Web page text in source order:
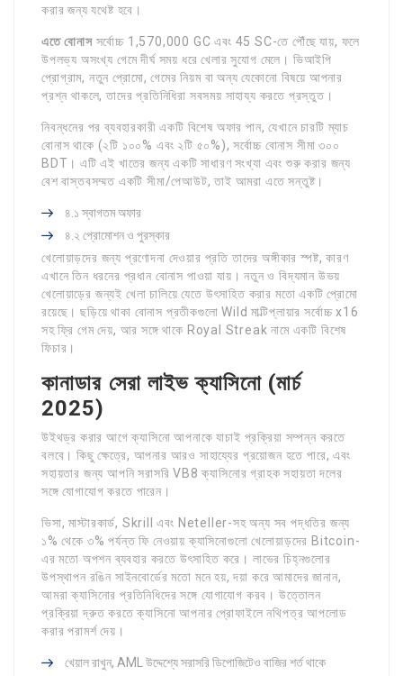
করার জন্য যথেষ্ট হবে।
এতে বোনাসসর্বোচ্চ 1,570,000 GC এবং 45 SC-তে পৌঁছে যায়, ফলে
উপলভ্য অসংখ্য গেমে দীর্ঘ সময় ধরে খেলার সুযোগ মেলে। ভিআইপি
প্রোগ্রাম, নতুন প্রোমো, গেমের নিয়ম বা অন্য যেকোনো বিষয়ে আপনার
প্রশ্ন থাকলে, তাদের প্রতিনিধিরা সবসময় সাহায্য করতে প্রস্তুত।
নিবন্ধনের পর ব্যবহারকারী একটি বিশেষ অফার পান, যেখানে চারটি ম্যাচ
বোনাস থাকে (২টি ১০০% এবং ২টি ৫০%), সর্বোচ্চ বোনাস সীমা ৩০০
BDT। এটি এই খাতের জন্য একটি সাধারণ সংখ্যা এবং শুরু করার জন্য
বেশ বাস্তবসম্মত একটি সীমা/পেআউট, তাই আমরা এতে সন্তুষ্ট।
৪.১ স্বাগতম অফার
৪.২ প্রোমোশন ও পুরস্কার
খেলোয়াড়দের জন্য প্রণোদনা দেওয়ার প্রতি তাদের অঙ্গীকার স্পষ্ট, কারণ
এখানে তিন ধরনের প্রধান বোনাস পাওয়া যায়। নতুন ও বিদ্যমান উভয়
খেলোয়াড়ের জন্যই খেলা চালিয়ে যেতে উৎসাহিত করার মতো একটি প্রোমো
রয়েছে। ছড়িয়ে থাকা বোনাস প্রতীকগুলো Wild মাল্টিপ্লায়ার সর্বোচ্চ x16
সহ ফ্রি গেম দেয়, আর সঙ্গে থাকে Royal Streak নামে একটি বিশেষ
ফিচার।
কানাডার সেরা লাইভ ক্যাসিনো (মার্চ
2025)
উইথড্র করার আগে ক্যাসিনো আপনাকে যাচাই প্রক্রিয়া সম্পন্ন করতে
বলবে। কিছু ক্ষেত্রে, আপনার আরও সাহায্যের প্রয়োজন হতে পারে, এবং
সহায়তার জন্য আপনি সরাসরি VB8 ক্যাসিনোর গ্রাহক সহায়তা দলের
সঙ্গে যোগাযোগ করতে পারেন।
ভিসা, মাস্টারকার্ড, Skrill এবং Neteller-সহ অন্য সব পদ্ধতির জন্য
১% থেকে ৩% পর্যন্ত ফি নেওয়ায় ক্যাসিনোগুলো খেলোয়াড়দের Bitcoin-
এর মতো অপশন ব্যবহার করতে উৎসাহিত করে। লাভের চিহ্নগুলোর
উপস্থাপন রঙিন সাইনবোর্ডের মতো মনে হয়, দয়া করে আমাদের জানান,
আমরা ক্যাসিনোর প্রতিনিধিদের সঙ্গে যোগাযোগ করব। উত্তোলন
প্রক্রিয়া দ্রুত করতে ক্যাসিনো আপনার প্রোফাইলে নথিপত্র আপলোড
করার পরামর্শ দেয়।
খেয়াল রাখুন, AML উদ্দেশ্যে সরাসরি ডিপোজিটেও বাজির শর্ত থাকে